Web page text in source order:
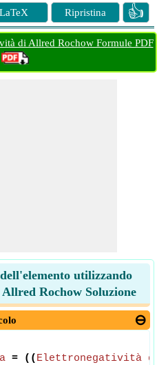
LaTeX Ripristina 👍
di Allred Rochow Formule PDF
utilizzando
Rochow Soluzione
= (( Elettronegatività di